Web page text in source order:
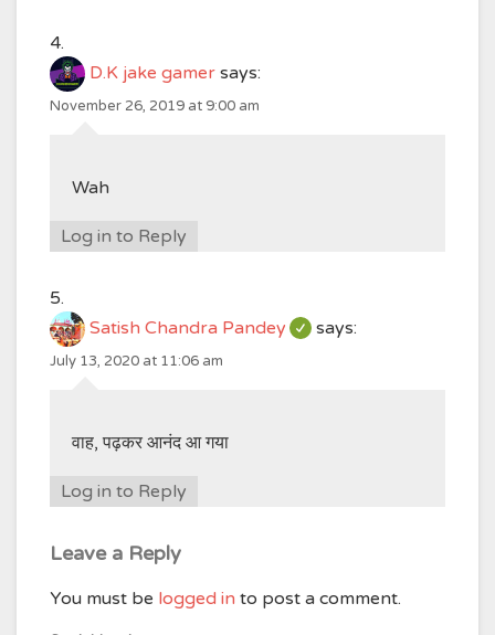
D.K jake gamer says:
November 26, 2019 at 9:00 am
Wah
Log in to Reply
Satish Chandra Pandey says:
July 13, 2020 at 11:06 am
वाह, पढ़कर आनंद आ गया
Log in to Reply
Leave a Reply
You must be logged in to post a comment.